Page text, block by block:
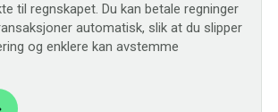
til regnskapet. Du kan betale regninger
automatisk, slik at du slipper
og enklere kan avstemme